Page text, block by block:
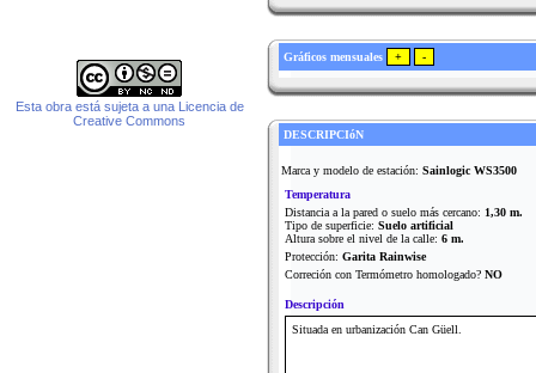
Esta obra está sujeta a una Licencia de
Creative Commons
Gráficos mensuales
DESCRIPCIóN
Marca y modelo de estación: Sainlogic WS3500
Temperatura
Distancia a la pared o suelo más cercano: 1,30 m.
Tipo de superficie: Suelo artificial
Altura sobre el nivel de la calle: 6 m.
Protección: Garita Rainwise
Correción con Termómetro homologado? NO
Descripción
Situada en urbanización Can Güell.